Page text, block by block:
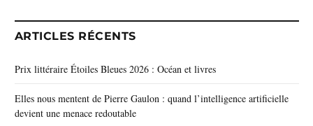
ARTICLES RÉCENTS
Prix littéraire Étoiles Bleues 2026 : Océan et livres
Elles nous mentent de Pierre Gaulon : quand l’intelligence artificielle
devient une menace redoutable